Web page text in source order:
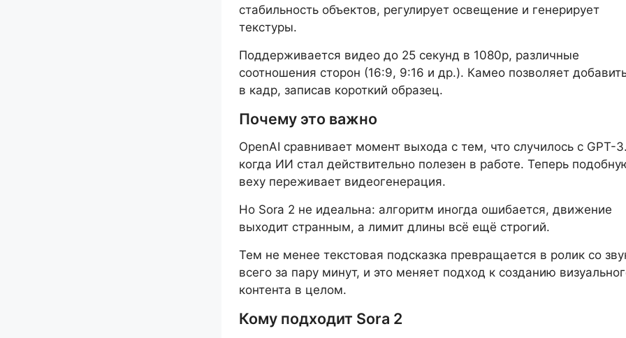
стабильность объектов, регулирует освещение и генерирует
текстуры.
Поддерживается видео до 25 секунд в 1080p, различные
соотношения сторон (16:9, 9:16 и др.). Камео позволяет
в кадр, записав короткий образец.
Почему это важно
OpenAI сравнивает момент выхода с тем, что случилось с GPT-
когда ИИ стал действительно полезен в работе. Теперь
веху переживает видеогенерация.
Но Sora 2 не идеальна: алгоритм иногда ошибается, движение
выходит странным, а лимит длины всё ещё строгий.
Тем не менее текстовая подсказка превращается в ролик со
всего за пару минут, и это меняет подход к созданию
контента в целом.
Кому подходит Sora 2